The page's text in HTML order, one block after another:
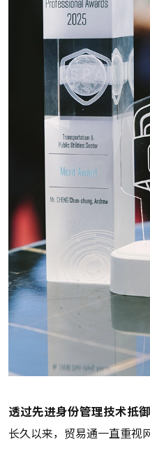
透过先进身份管理技术抵
长久以来，贸易通一直重视